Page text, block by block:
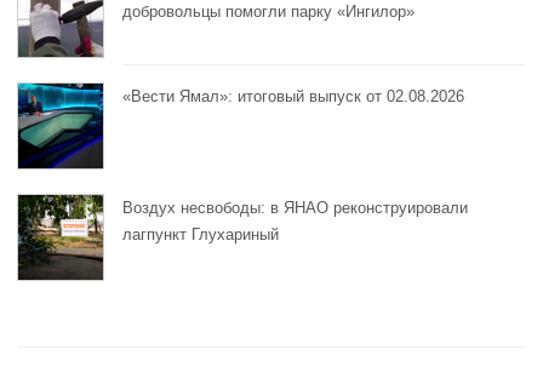
добровольцы помогли парку «Ингилор»
«Вести Ямал»: итоговый выпуск от 02.08.2026
Воздух несвободы: в ЯНАО реконструировали
лагпункт Глухариный